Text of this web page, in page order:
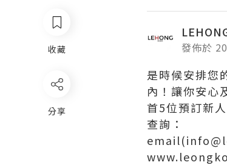
發佈於
是時候安排您
內！讓你安心
首5位預訂新
查詢：
收藏
分享